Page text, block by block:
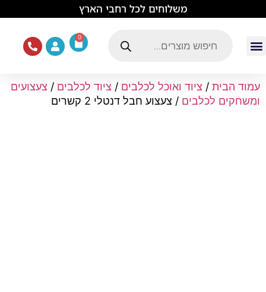
משלוחים לכל רחבי הארץ
0
עמוד הבית / ציוד ואוכל לכלבים / ציוד לכלבים / צעצועים
ומשחקים לכלבים / צעצוע חבל דנטלי 2 קשרים